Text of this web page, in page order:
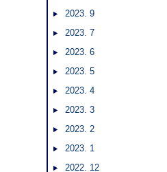
2023. 9
2023. 7
2023. 6
2023. 5
2023. 4
2023. 3
2023. 2
2023. 1
2022. 12